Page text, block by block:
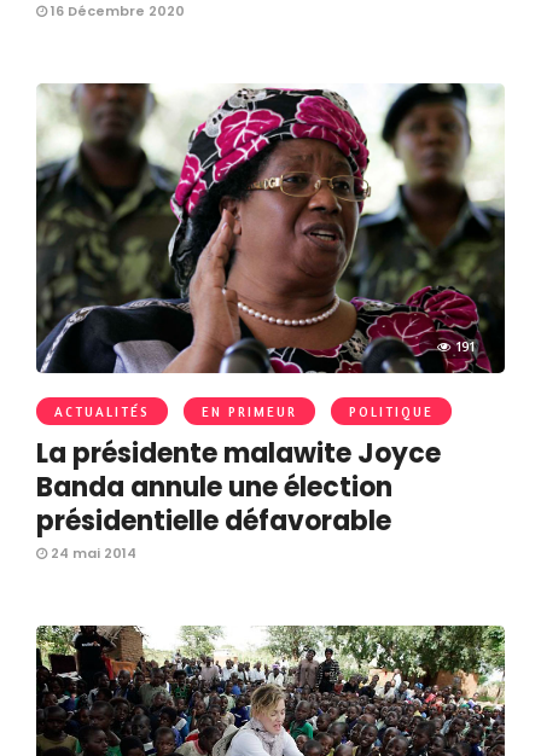
16 Décembre 2020
191
ACTUALITÉS EN PRIMEUR POLITIQUE
La présidente malawite Joyce
Banda annule une élection
présidentielle défavorable
24 mai 2014